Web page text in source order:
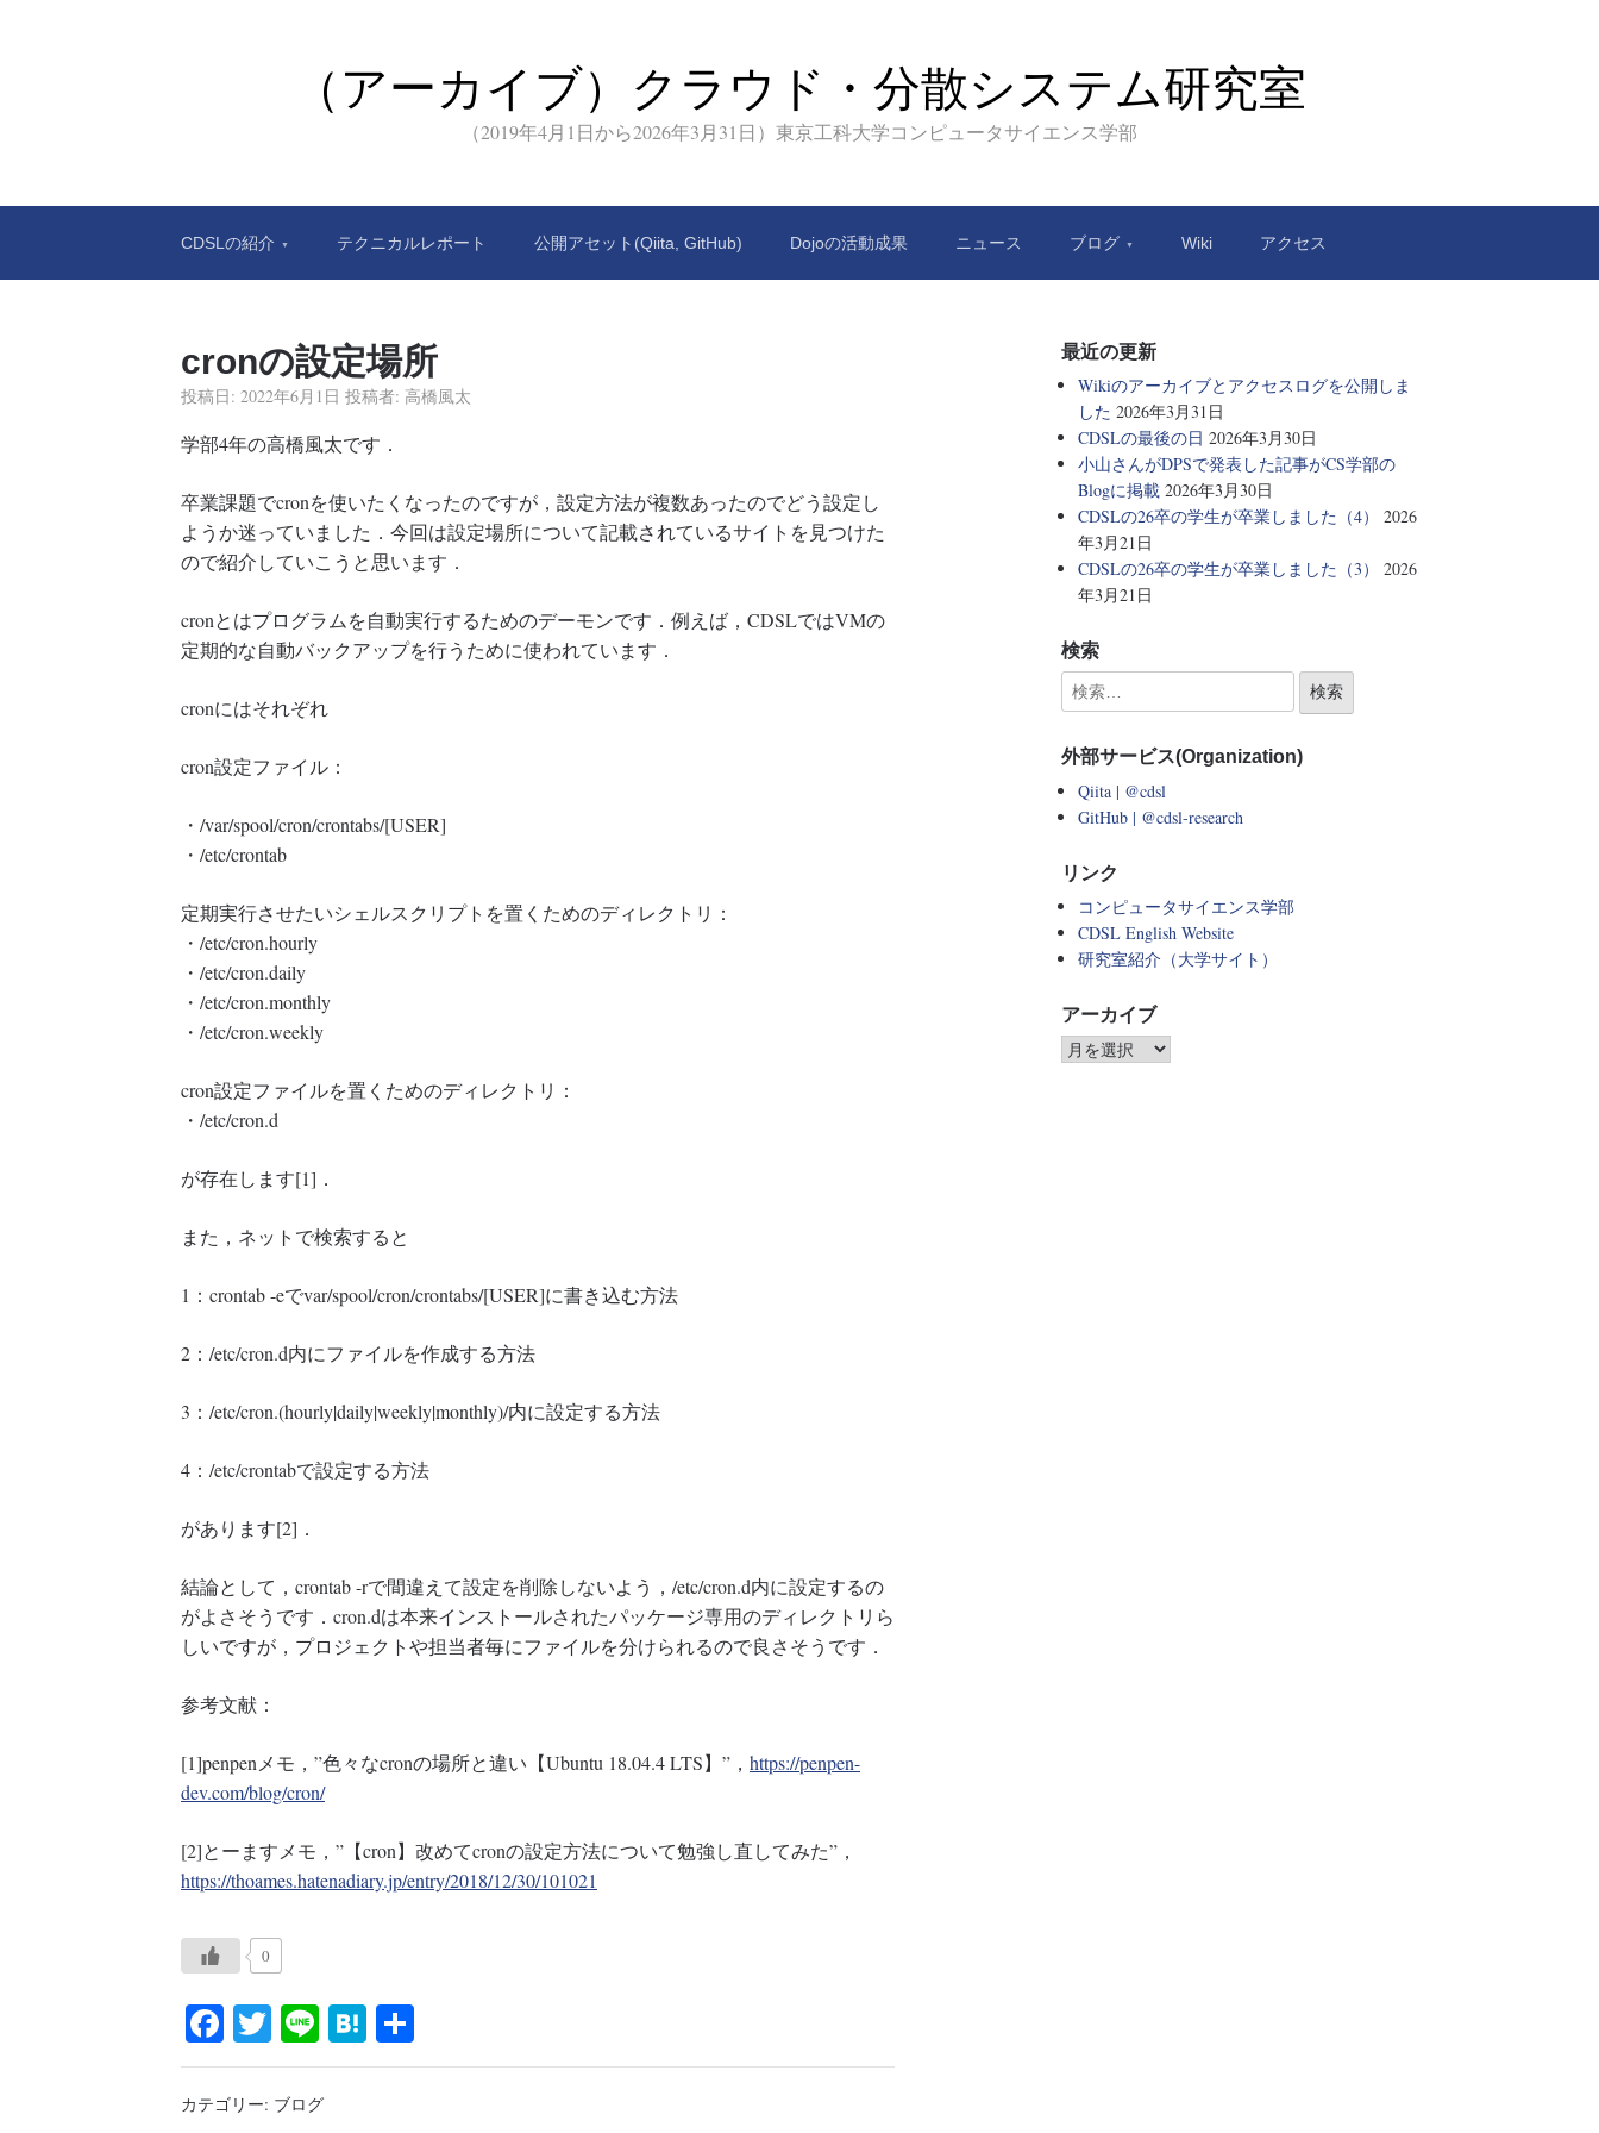
（アーカイブ）クラウド・分散システム研究室
（2019年4月1日から2026年3月31日）東京工科大学コンピュータサイエンス学部
CDSLの紹介 テクニカルレポート 公開アセット(Qiita, GitHub) Dojoの活動成果 ニュース ブログ Wiki アクセス
cronの設定場所
投稿日: 2022年6月1日 投稿者: 高橋風太
学部4年の高橋風太です．
卒業課題でcronを使いたくなったのですが，設定方法が複数あったのでどう設定し
ようか迷っていました．今回は設定場所について記載されているサイトを見つけた
ので紹介していこうと思います．
cronとはプログラムを自動実行するためのデーモンです．例えば，CDSLではVMの
定期的な自動バックアップを行うために使われています．
cronにはそれぞれ
cron設定ファイル：
・/var/spool/cron/crontabs/[USER]
・/etc/crontab
定期実行させたいシェルスクリプトを置くためのディレクトリ：
・/etc/cron.hourly
・/etc/cron.daily
・/etc/cron.monthly
・/etc/cron.weekly
cron設定ファイルを置くためのディレクトリ：
・/etc/cron.d
が存在します[1]．
また，ネットで検索すると
1：crontab -eでvar/spool/cron/crontabs/[USER]に書き込む方法
2：/etc/cron.d内にファイルを作成する方法
3：/etc/cron.(hourly|daily|weekly|monthly)/内に設定する方法
4：/etc/crontabで設定する方法
があります[2]．
結論として，crontab -rで間違えて設定を削除しないよう，/etc/cron.d内に設定するの
がよさそうです．cron.dは本来インストールされたパッケージ専用のディレクトリら
しいですが，プロジェクトや担当者毎にファイルを分けられるので良さそうです．
参考文献：
[1]penpenメモ，”色々なcronの場所と違い【Ubuntu 18.04.4 LTS】”， https://penpen-
dev.com/blog/cron/
[2]とーますメモ，”【cron】改めてcronの設定方法について勉強し直してみた”，
https://thoames.hatenadiary.jp/entry/2018/12/30/101021
0
Fa
ce
bo
T
wi
tte
Li
ne
H
at 有
カテゴリー: ブログ
最近の更新
Wikiのアーカイブとアクセスログを公開しま
した 2026年3月31日
CDSLの最後の日 2026年3月30日
小山さんがDPSで発表した記事がCS学部の
Blogに掲載 2026年3月30日
CDSLの26卒の学生が卒業しました（4）
2026
年3月21日
CDSLの26卒の学生が卒業しました（3）
2026
年3月21日
検索
外部サービス(Organization)
Qiita | @cdsl
GitHub | @cdsl-research
リンク
コンピュータサイエンス学部
CDSL English Website
研究室紹介（大学サイト）
アーカイブ